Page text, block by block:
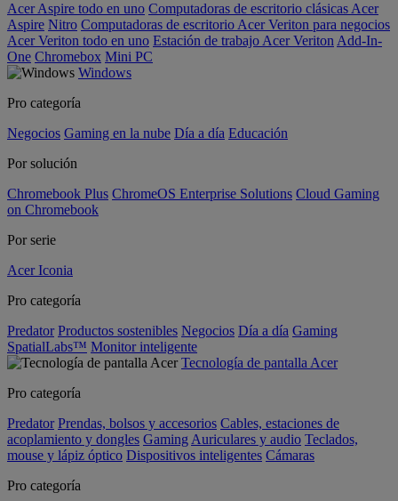
Acer Aspire todo en uno Computadoras de escritorio clásicas Acer
Aspire Nitro Computadoras de escritorio Acer Veriton para negocios
Acer Veriton todo en uno Estación de trabajo Acer Veriton Add-In-
One Chromebox Mini PC
Windows
Pro categoría
Negocios Gaming en la nube Día a día Educación
Por solución
Chromebook Plus ChromeOS Enterprise Solutions Cloud Gaming
on Chromebook
Por serie
Acer Iconia
Pro categoría
Predator Productos sostenibles Negocios Día a día Gaming
SpatialLabs™ Monitor inteligente
Tecnología de pantalla Acer
Pro categoría
Predator Prendas, bolsos y accesorios Cables, estaciones de
acoplamiento y dongles Gaming Auriculares y audio Teclados,
mouse y lápiz óptico Dispositivos inteligentes Cámaras
Pro categoría